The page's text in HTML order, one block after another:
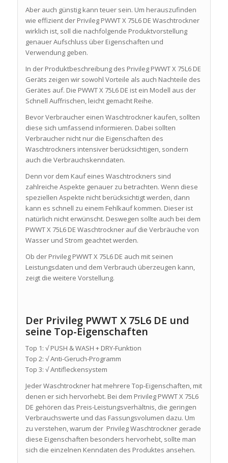
Aber auch günstig kann teuer sein. Um herauszufinden
wie effizient der Privileg PWWT X 75L6 DE Waschtrockner
wirklich ist, soll die nachfolgende Produktvorstellung
genauer Aufschluss über Eigenschaften und
Verwendung geben.
In der Produktbeschreibung des Privileg PWWT X 75L6 DE
Geräts zeigen wir sowohl Vorteile als auch Nachteile des
Gerätes auf. Die PWWT X 75L6 DE ist ein Modell aus der
Schnell Auffrischen, leicht gemacht Reihe.
Bevor Verbraucher einen Waschtrockner kaufen, sollten
diese sich umfassend informieren. Dabei sollten
Verbraucher nicht nur die Eigenschaften des
Waschtrockners intensiver berücksichtigen, sondern
auch die Verbrauchskenndaten.
Denn vor dem Kauf eines Waschtrockners sind
zahlreiche Aspekte genauer zu betrachten. Wenn diese
speziellen Aspekte nicht berücksichtigt werden, dann
kann es schnell zu einem Fehlkauf kommen. Dieser ist
natürlich nicht erwünscht. Deswegen sollte auch bei dem
PWWT X 75L6 DE Waschtrockner auf die Verbräuche von
Wasser und Strom geachtet werden.
Ob der Privileg PWWT X 75L6 DE auch mit seinen
Leistungsdaten und dem Verbrauch überzeugen kann,
zeigt die weitere Vorstellung.
Der Privileg PWWT X 75L6 DE und
seine Top-Eigenschaften
Top 1: √ PUSH & WASH + DRY-Funktion
Top 2: √ Anti-Geruch-Programm
Top 3: √ Antifleckensystem
Jeder Waschtrockner hat mehrere Top-Eigenschaften, mit
denen er sich hervorhebt. Bei dem Privileg PWWT X 75L6
DE gehören das Preis-Leistungsverhältnis, die geringen
Verbrauchswerte und das Fassungsvolumen dazu. Um
zu verstehen, warum der Privileg Waschtrockner gerade
diese Eigenschaften besonders hervorhebt, sollte man
sich die einzelnen Kenndaten des Produktes ansehen.